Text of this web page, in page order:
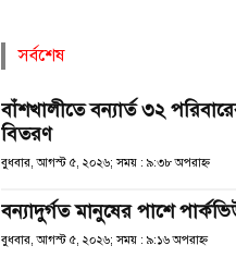
সর্বশেষ
বাঁশখালীতে বন্যার্ত ৩২
বিতরণ
বুধবার, আগস্ট ৫, ২০২৬; সময় : ৯:৩৮ অপরাহ্ণ
বন্যাদুর্গত মানুষের পাশে
বুধবার, আগস্ট ৫, ২০২৬; সময় : ৯:১৬ অপরাহ্ণ